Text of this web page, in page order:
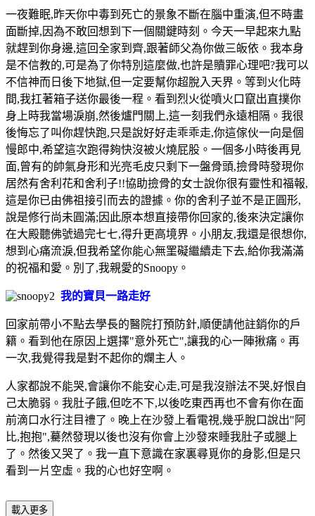
一夜難眠,昨天你中毒到死亡的景象不斷在腦中重演,但不時畫
面斷掉,因為不敢回想到下一個關鍵時刻。今天一早起來九點
就趕到你身邊,這回全家到齊,跟著師父為你做三皈依。我本身
是不信教的,可是為了你特別這麼做,也許是贖罪心理吧?我可以
不信神而日後下地獄,但一定要幫你超脫入天界。等到火化時
間,我扛著箱子送你最後一程。看到烈火從噴火口竄出直撲你
身上時我當場淚崩,然後爐門關上,這一刻我們永遠相隔。我很
後悔忘了叫你趕快跑,只是說好好走乖乖走,你這傢伙一向是個
慢郎中,希望這次跑得夠快沒被火燒屁股。一個多小時後再見
面,曾有的帥氣身形和光亮毛皮只剩下一盤骨頭,撿骨時發現你
居然有舍利花和舍利子!!協助撿骨的女士說你很有靈性和福報,
這是你已由佛祖接引而去的證據。你的舍利子並不是正圓形,
說是修行尚未圓滿;因此原本想直接帶你回家的,後來決定讓你
在大殿聽佛號過完七七,得升更高境界。小朋友,我還是很想你,
想到心痛流淚,但我希望你能心無罣礙繼續走下去,給你我滿滿
的祝福和愛。別了,我親愛的Snoopy。
我的寶貝一路走好
回家前帶小不點去學長的醫院打預防針,順便請他註銷你的戶
籍。看到他在原因上選擇"意外死亡",讓我的心一陣揪痛。再
一次,我覺得我是對不起你的爛主人。
人家都說不能哭,會讓你不能安心走,可是我沒辦法不哭,好恨自
己太脆弱。我肚子餓,但吃不下,以後吃東西再也不會有你在面
前滴口水行注目禮了。晚上在沙發上看電視,幾乎脫口說出"阿
比,抱抱",驀然發現以後也沒有你會上沙發來睡我肚子或腿上
了。然後又哭了。我一直下意識在家裏尋覓你的身影,但是只
看到一片空虛。我的心也好空啊。
載入更多